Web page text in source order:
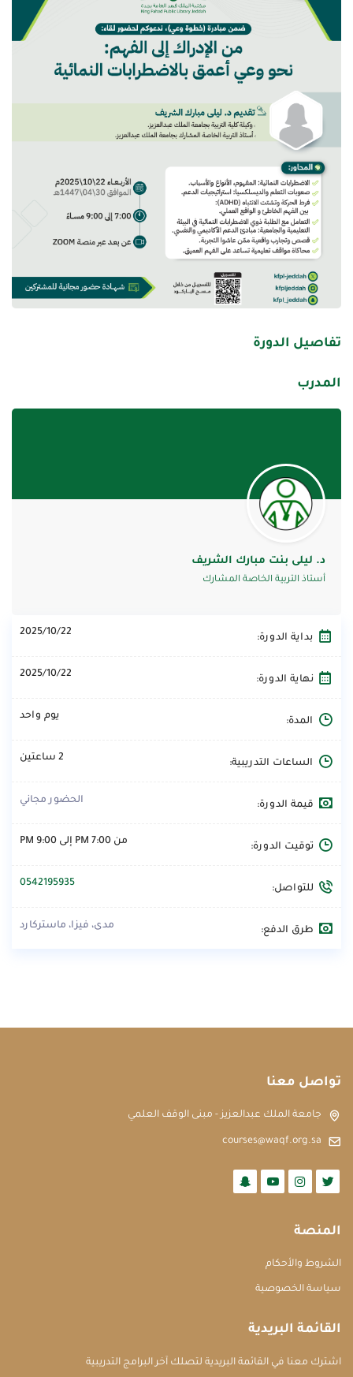
تفاصيل الدورة
المدرب
د. ليلى بنت مبارك الشريف
أستاذ التربية الخاصة المشارك
بداية الدورة: 2025/10/22
نهاية الدورة: 2025/10/22
المدة: يوم واحد
الساعات التدريبية: 2 ساعتين
قيمة الدورة: الحضور مجاني
توقيت الدورة: من 7:00 PM إلى 9:00 PM
للتواصل: 0542195935
طرق الدفع: مدى، فيزا، ماستركارد
تواصل معنا
جامعة الملك عبدالعزيز - مبنى الوقف العلمي
courses@waqf.org.sa
المنصة
الشروط والأحكام
سياسة الخصوصية
القائمة البريدية
اشترك معنا في القائمة البريدية لتصلك آخر البرامج التدريبية